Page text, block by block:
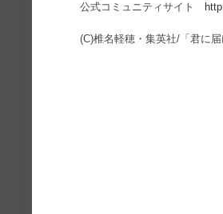
公式コミュニティサイト
(C)椎名軽穂・集英社/「君に